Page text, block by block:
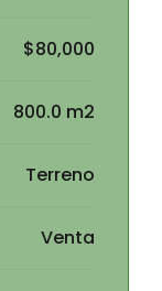
$80,000
800.0 m2
Terreno
Venta